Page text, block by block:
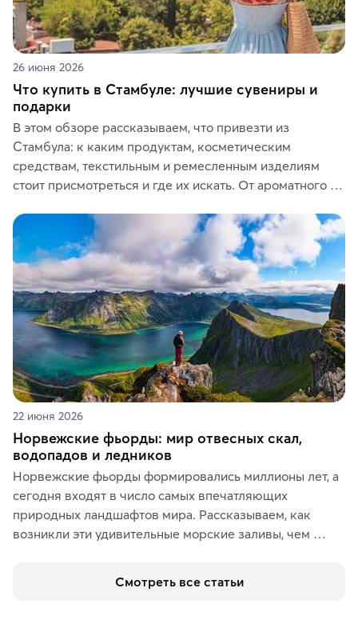
26 июня 2026
Что купить в Стамбуле: лучшие сувениры и
подарки
В этом обзоре рассказываем, что привезти из
Стамбула: к каким продуктам, косметическим
средствам, текстильным и ремесленным изделиям
стоит присмотреться и где их искать. От ароматного
керамики и изделий из кожи на турецких рынках и в
аутентичных лавках — в подарок близким или себе на
память о путешествии.
22 июня 2026
Норвежские фьорды: мир отвесных скал,
водопадов и ледников
Норвежские фьорды формировались миллионы лет, а
сегодня входят в число самых впечатляющих
природных ландшафтов мира. Рассказываем, как
возникли эти удивительные морские заливы, чем
включить в маршрут по Норвегии.
Смотреть все статьи